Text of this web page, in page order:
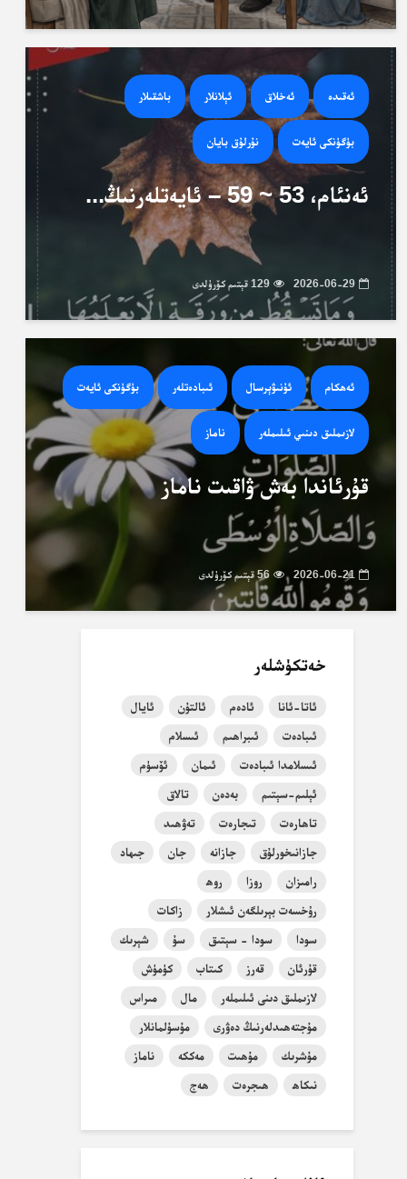
ئەقىدە ئەخلاق ئېلانلار باشقىلار
بۈگۈنكى ئايەت نۇرلۇق بايان
ئەنئام، 53 ~ 59 – ئايەتلەرنىڭ...
2026-06-29 129 قېتىم كۆرۈلدى
ئەھكام ئۇنىۋېرسال ئىبادەتلەر بۈگۈنكى ئايەت
لازىملىق دىنىي ئىلىملەر ناماز
قۇرئاندا بەش ۋاقىت ناماز
2026-06-21 56 قېتىم كۆرۈلدى
خەتكۈشلەر
ئاتا-ئانا ئادەم ئالتۇن
ئايال
ئىبادەت
ئىبراھىم
ئىسلام
ئىسلامدا ئىبادەت
ئىمان
ئۆسۈم
ئېلىم-سېتىم
بەدەن
تالاق
تاھارەت
تىجارەت
تەۋھىد
جازانىخورلۇق
جازانە جان
جىھاد
رامىزان
روزا
روھ
رۇخسەت بېرىلگەن ئىشلار
زاكات
سودا
سودا - سېتىق سۇ
شېرىك
قۇرئان
قەرز كىتاب
كۈمۈش
لازىملىق دىنى ئىلىملەر
مال
مىراس
مۇجتەھىدلەرنىڭ دەۋرى
مۇسۇلمانلار
مۇشرىك
مۇھىت مەككە
ناماز
نىكاھ
ھىجرەت ھەج